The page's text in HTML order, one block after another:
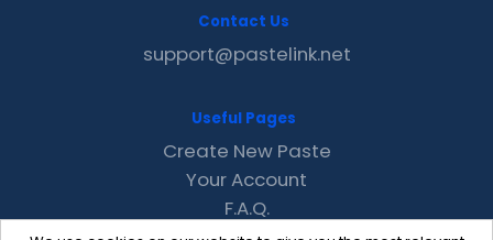
Contact Us
support@pastelink.net
Useful Pages
Create New Paste
Your Account
F.A.Q.